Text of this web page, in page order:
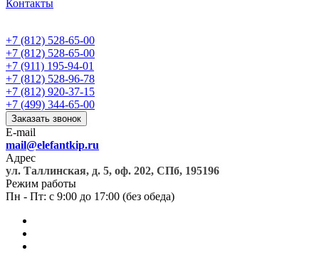
Контакты
+7 (812) 528-65-00
+7 (812) 528-65-00
+7 (911) 195-94-01
+7 (812) 528-96-78
+7 (812) 920-37-15
+7 (499) 344-65-00
Заказать звонок
E-mail
mail@elefantkip.ru
Адрес
ул. Таллинская, д. 5, оф. 202, СПб, 195196
Режим работы
Пн - Пт: с 9:00 до 17:00 (без обеда)